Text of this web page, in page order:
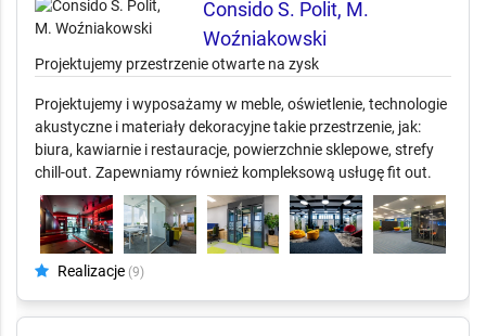
biznesowymi.
Consido S. Polit, M.
Woźniakowski
Projektujemy przestrzenie otwarte na zysk
Projektujemy i wyposażamy w meble, oświetlenie, technologie
akustyczne i materiały dekoracyjne takie przestrzenie, jak:
biura, kawiarnie i restauracje, powierzchnie sklepowe, strefy
chill-out. Zapewniamy również kompleksową usługę fit out.